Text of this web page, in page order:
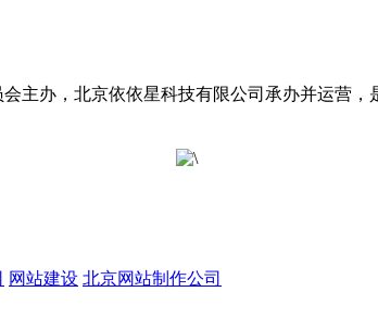
主办，北京依依星科技有限公司承办并运营
网站建设 北京网站制作公司